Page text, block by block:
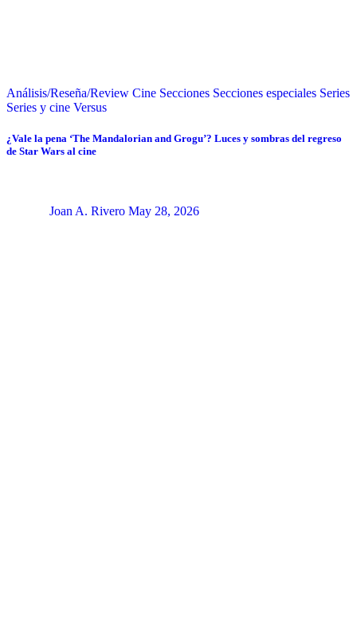
Análisis/Reseña/Review Cine Secciones Secciones especiales Series
Series y cine Versus
¿Vale la pena ‘The Mandalorian and Grogu’? Luces y sombras del regreso
de Star Wars al cine
Joan A. Rivero May 28, 2026